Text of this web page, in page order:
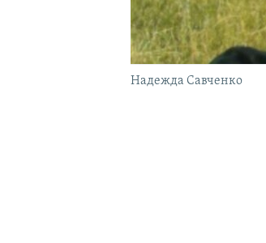
Надежда Савченко